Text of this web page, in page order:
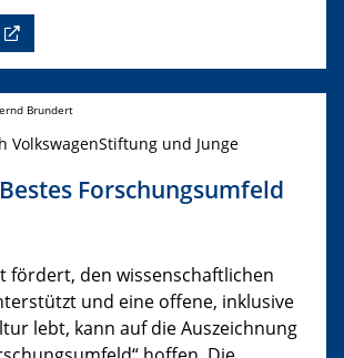
Brundert
VolkswagenStiftung und Junge
Forschungsumfeld
fördert, den wissenschaftlichen
und eine offene, inklusive
lebt, kann auf die Auszeichnung